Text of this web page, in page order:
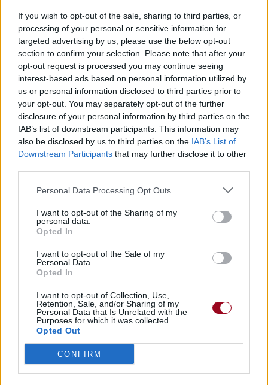
If you wish to opt-out of the sale, sharing to third parties, or
processing of your personal or sensitive information for
targeted advertising by us, please use the below opt-out
section to confirm your selection. Please note that after your
opt-out request is processed you may continue seeing
interest-based ads based on personal information utilized by
us or personal information disclosed to third parties prior to
your opt-out. You may separately opt-out of the further
disclosure of your personal information by third parties on the
IAB’s list of downstream participants. This information may
also be disclosed by us to third parties on the IAB’s List of
Downstream Participants that may further disclose it to other
Personal Data Processing Opt Outs
I want to opt-out of the Sharing of my
personal data.
Opted In
I want to opt-out of the Sale of my
Personal Data.
Opted In
I want to opt-out of Collection, Use,
Retention, Sale, and/or Sharing of my
Personal Data that Is Unrelated with the
Purposes for which it was collected.
Opted Out
CONFIRM